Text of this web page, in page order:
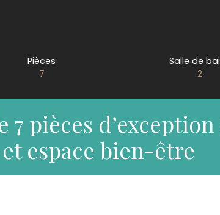
Pièces
7
Salle de
2
pièces d’exception
espace bien-être